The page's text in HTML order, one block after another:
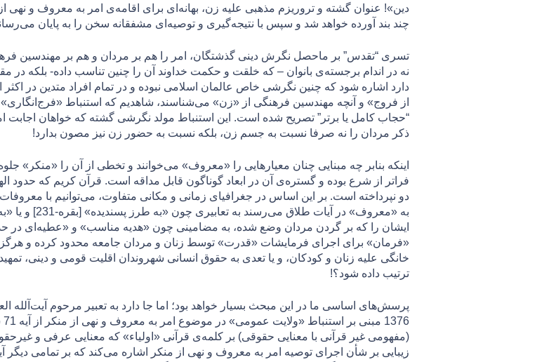
دین»! عنوان گشته و تروریزم مذهبی عليه زن، بهانه‌ای برای اقامه‌ی‌ امر به معروف و
چند بند آورده خواهد شد و سپس با نتیجه‌گیری و توصیه‌ای مشفقانه سخن را به پایان
تسری “تقدس” بر ماحصل نگرش دینی گذشتگان، امر را هم بر مردان و هم بر مهندسین
نه در اندام برجسته‌ی بانوان – که خلقت و حکمت خداوند آن را چنین تناسب داده- بلکه
دارد اشاره شود که چنین نگرشی خاص عالمان اسلامی نبوده و در تمام افراد متدین در
از فروج» و آنچه مهندسین فرهنگی از «زن» می‌شناسند، شاهدیم که استنباط
“حجاب کامل یا برتر” تصریح شده است. این استنباط مولد نگرشی گشته که خواهان
ذکر مردان را نه صرفا نسبت به جسم زن، بلکه نسبت به حضور زن نیز مصون بدارد!
اینکه بنابر چه مبنایی چنان معیارهایی را «معروف» می‌خوانند و تخطی از آن را «منکر»
فراتر از شرع بوده و گستره‌ی آن در ابعاد گوناگون قابل مداقه است. قرآن کریم که حدود
دو نپرداخته است. بر این اساس در جغرافیای زمانی و مکانی متفاوت، می‌توانیم با
ایشان را که بر گردن مردان وضع شده، به مضامینی چون «هدیه مناسب» و «عطیه‌ای در
«فرمان» برای اجرای فرمایشات «قدرت» توسط زنان و مردان جامعه محدود کرده و هرگز
خانگی علیه زنان و كودكان، و يا تعدی به حقوق انسانی شهروندان اقلیت قومی و دينی،
ترتیب داده شود؟!
(مفهومی غیر قرآنی با معنایی حقوقی) بر کلمه‌ی قرآنی «اولیاء» که معنایی عرفی و
زیبایی بر شأن اجرای توصيه امر به معروف و نهی از منکر اشاره می‌کند که بر تمامی